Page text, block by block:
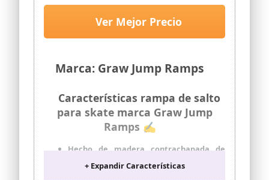
Marca: Graw Jump Ramps
Ver Mejor Precio
Características rampa de salto
para skate marca Graw Jump
Ramps ✍
Hecho de madera contrachapada de
y robusta
+ Expandir Características